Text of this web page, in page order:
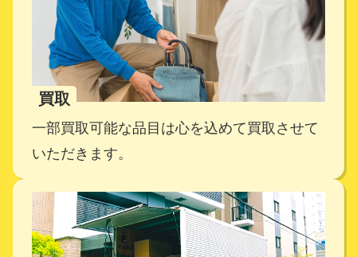
買取
一部買取可能な品目は心を込めて買取させて
いただきます。